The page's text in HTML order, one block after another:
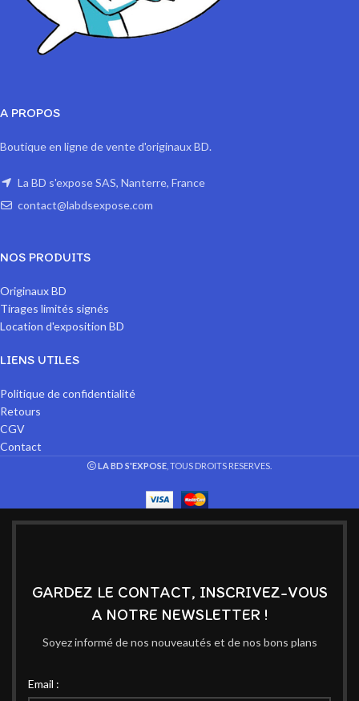
A PROPOS
Boutique en ligne de vente d'originaux BD.
La BD s'expose SAS, Nanterre, France
contact@labdsexpose.com
NOS PRODUITS
Originaux BD
Tirages limités signés
Location d'exposition BD
LIENS UTILES
Politique de confidentialité
Retours
CGV
Contact
LA BD S'EXPOSE , TOUS DROITS RESERVES.
GARDEZ LE CONTACT, INSCRIVEZ-VOUS
A NOTRE NEWSLETTER !
Soyez informé de nos nouveautés et de nos bons plans
Email :